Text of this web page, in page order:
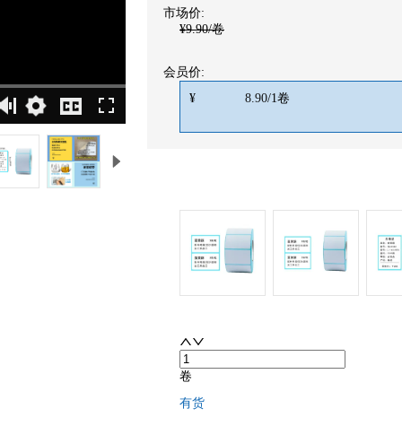
市场价:
¥9.90/卷
会员价:
¥
8.90/1卷
卷
有货